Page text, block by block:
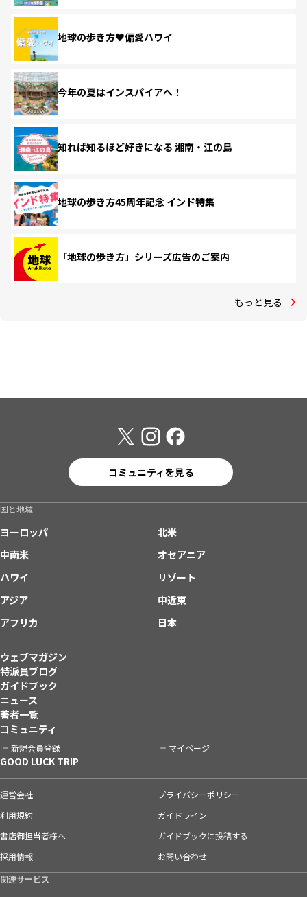
地球の歩き方♥偏愛ハワイ
今年の夏はインスパイアへ！
知れば知るほど好きになる 湘南・江の島
地球の歩き方45周年記念 インド特集
「地球の歩き方」シリーズ広告のご案内
もっと見る
コミュニティを見る
国と地域
ヨーロッパ
北米
中南米
オセアニア
ハワイ
リゾート
アジア
中近東
アフリカ
日本
ウェブマガジン
特派員ブログ
ガイドブック
ニュース
著者一覧
コミュニティ
新規会員登録 マイページ
GOOD LUCK TRIP
運営会社
プライバシーポリシー
利用規約
ガイドライン
書店御担当者様へ
ガイドブックに投稿する
採用情報
お問い合わせ
関連サービス